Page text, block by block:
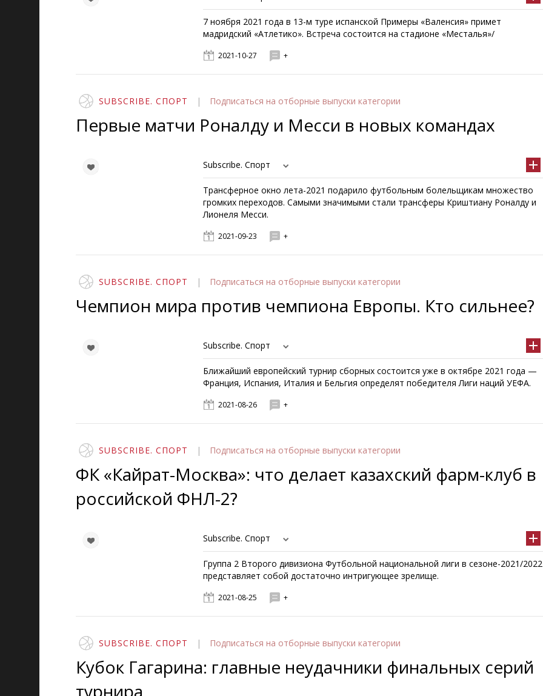
7 ноября 2021 года в 13-м туре испанской Примеры «Валенсия» примет
мадридский «Атлетико». Встреча состоится на стадионе «Месталья»/
2021-10-27 +
SUBSCRIBE. СПОРТ | Подписаться на отборные выпуски категории
Первые матчи Роналду и Месси в новых командах
Subscribe. Спорт
Трансферное окно лета-2021 подарило футбольным болельщикам множество
громких переходов. Самыми значимыми стали трансферы Криштиану Роналду и
Лионеля Месси.
2021-09-23 +
SUBSCRIBE. СПОРТ | Подписаться на отборные выпуски категории
Чемпион мира против чемпиона Европы. Кто сильнее?
Subscribe. Спорт
Ближайший европейский турнир сборных состоится уже в октябре 2021 года —
Франция, Испания, Италия и Бельгия определят победителя Лиги наций УЕФА.
2021-08-26 +
SUBSCRIBE. СПОРТ | Подписаться на отборные выпуски категории
ФК «Кайрат-Москва»: что делает казахский фарм-клуб в
российской ФНЛ-2?
Subscribe. Спорт
Группа 2 Второго дивизиона Футбольной национальной лиги в сезоне-2021/2022
представляет собой достаточно интригующее зрелище.
2021-08-25 +
SUBSCRIBE. СПОРТ | Подписаться на отборные выпуски категории
Кубок Гагарина: главные неудачники финальных серий
турнира